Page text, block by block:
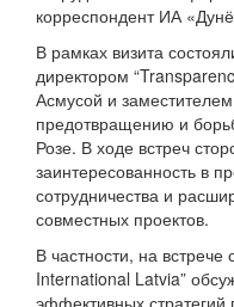
корреспондент ИА
В рамках визита
директором
Асмусой и
предотвращению и
Розе. В ходе встреч
заинтересованность в
сотрудничества и
совместных проектов.
В частности, на
International Latvia”